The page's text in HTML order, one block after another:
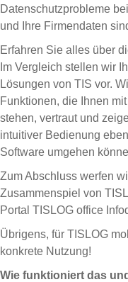
Datenschutzprobleme
und Ihre Firmendaten
Erfahren Sie alles über
Im Vergleich stellen wir
Lösungen von TIS vor.
Funktionen, die Ihnen
stehen, vertraut und
intuitiver Bedienung
Software umgehen
Zum Abschluss werfen
Zusammenspiel von
Portal TISLOG office
Übrigens, für TISLOG
konkrete Nutzung!
Wie funktioniert das